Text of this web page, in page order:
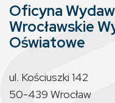
Oficyna
Wrocławskie
Oświatowe
ul. Kościuszki 142
50-439 Wrocław